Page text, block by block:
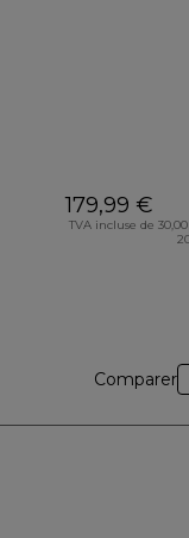
179,99 €
TVA incluse de
Comparer